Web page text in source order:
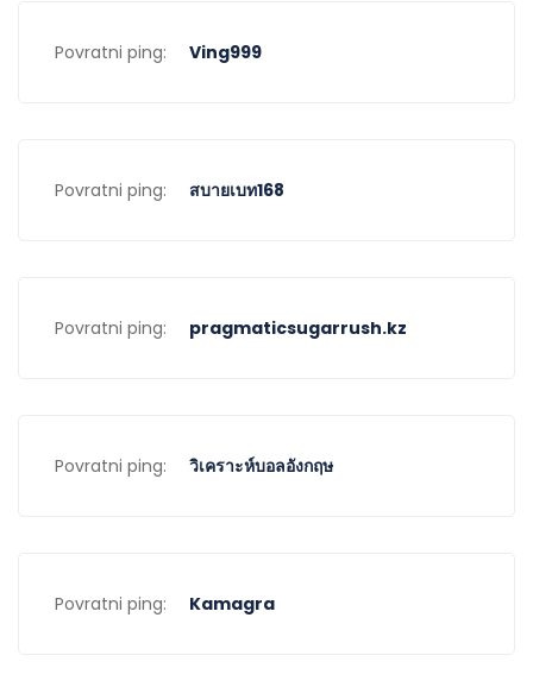
Povratni ping: Ving999
Povratni ping: สบายเบท168
Povratni ping: pragmaticsugarrush.kz
Povratni ping: วิเคราะห์บอลอังกฤษ
Povratni ping: Kamagra